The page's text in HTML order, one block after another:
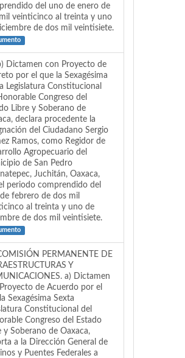
del uno de enero de
veinticinco al treinta y uno
de dos mil veintisiete.
Dictamen con Proyecto de
por el que la Sexagésima
Legislatura Constitucional
Congreso del
Libre y Soberano de
declara procedente la
del Ciudadano Sergio
Ramos, como Regidor de
Agropecuario del
de San Pedro
Juchitán, Oaxaca,
periodo comprendido del
febrero de dos mil
al treinta y uno de
de dos mil veintisiete.
PERMANENTE DE
Y
a) Dictamen
de Acuerdo por el
Sexagésima Sexta
Constitucional del
Congreso del Estado
y Soberano de Oaxaca,
a la Dirección General de
y Puentes Federales a